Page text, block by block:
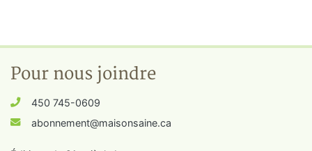
Pour nous joindre
450 745-0609
abonnement@maisonsaine.ca